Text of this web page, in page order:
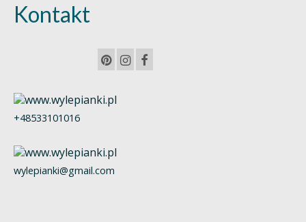
Kontakt
+48533101016
wylepianki@gmail.com